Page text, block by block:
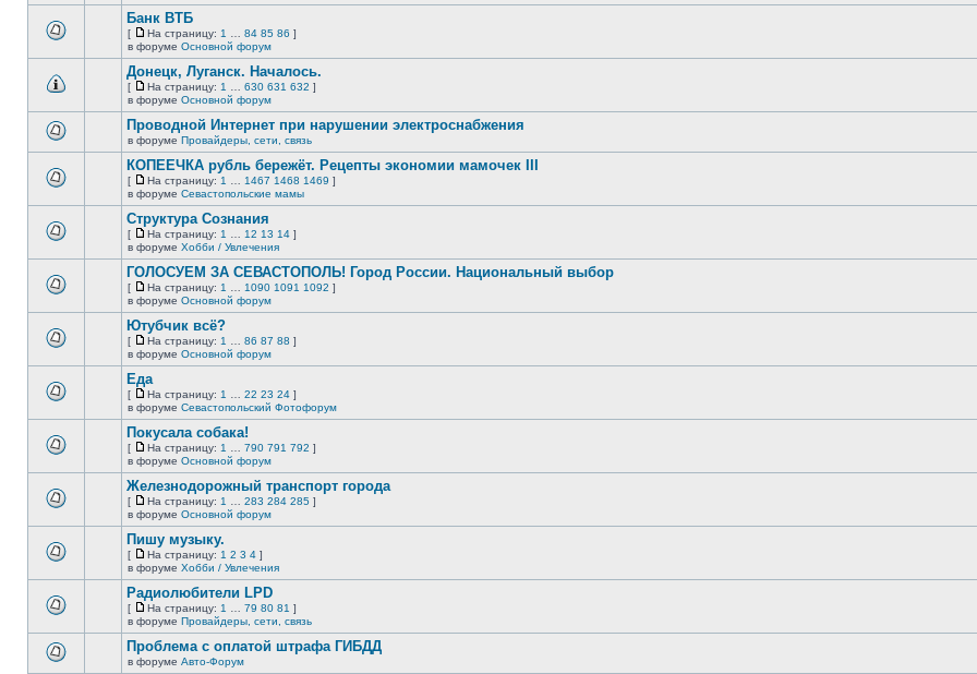
непрочитанных
сообщений.
непрочитанных
сообщений.
этой
непрочитанных
сообщений.
Банк ВТБ
[
На
страницу
На страницу: 1 84 85 86 ]
в форуме Основной форум
этой
непрочитанных
сообщений.
Донецк, Луганск. Началось.
[
На
страницу
На страницу: 1 630 631 632 ]
в форуме Основной форум
непрочитанных
сообщений.
Проводной Интернет при нарушении электроснабжения
в форуме Провайдеры, сети, связь
этой
непрочитанных
сообщений.
КОПЕЕЧКА рубль бережёт. Рецепты экономии мамочек III
[
На
страницу
На страницу: 1 1467 1468 1469 ]
в форуме Севастопольские мамы
этой
непрочитанных
сообщений.
Структура Сознания
[
На
страницу
На страницу: 1 12 13 14 ]
в форуме Хобби / Увлечения
этой
непрочитанных
сообщений.
ГОЛОСУЕМ ЗА СЕВАСТОПОЛЬ! Город России. Национальный выбор
[
На
страницу
На страницу: 1 1090 1091 1092 ]
в форуме Основной форум
этой
непрочитанных
сообщений.
Ютубчик всё?
[
На
страницу
На страницу: 1 86 87 88 ]
в форуме Основной форум
этой
непрочитанных
сообщений.
Еда
[
На
страницу
На страницу: 1 22 23 24 ]
в форуме Севастопольский Фотофорум
этой
непрочитанных
сообщений.
Покусала собака!
[
На
страницу
На страницу: 1 790 791 792 ]
в форуме Основной форум
этой
непрочитанных
сообщений.
Железнодорожный транспорт города
[
На
страницу
На страницу: 1 283 284 285 ]
в форуме Основной форум
этой
непрочитанных
сообщений.
Пишу музыку.
[
На
страницу
На страницу: 1 2 3 4 ]
в форуме Хобби / Увлечения
этой
Радиолюбители LPD
[
На
страницу
На страницу: 1 79 80 81 ]
в форуме Провайдеры, сети, связь
Проблема с оплатой штрафа ГИБДД
в форуме Авто-Форум